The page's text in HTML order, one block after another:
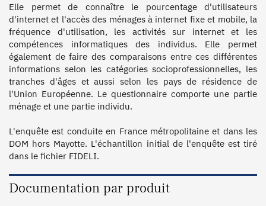
Elle permet de connaître le pourcentage d'utilisateurs
d'internet et l'accès des ménages à internet fixe et mobile, la
fréquence d'utilisation, les activités sur internet et les
compétences informatiques des individus. Elle permet
également de faire des comparaisons entre ces différentes
informations selon les catégories socioprofessionnelles, les
tranches d'âges et aussi selon les pays de résidence de
l'Union Européenne. Le questionnaire comporte une partie
ménage et une partie individu.
L'enquête est conduite en France métropolitaine et dans les
DOM hors Mayotte. L'échantillon initial de l'enquête est tiré
dans le fichier FIDELI.
Documentation par produit